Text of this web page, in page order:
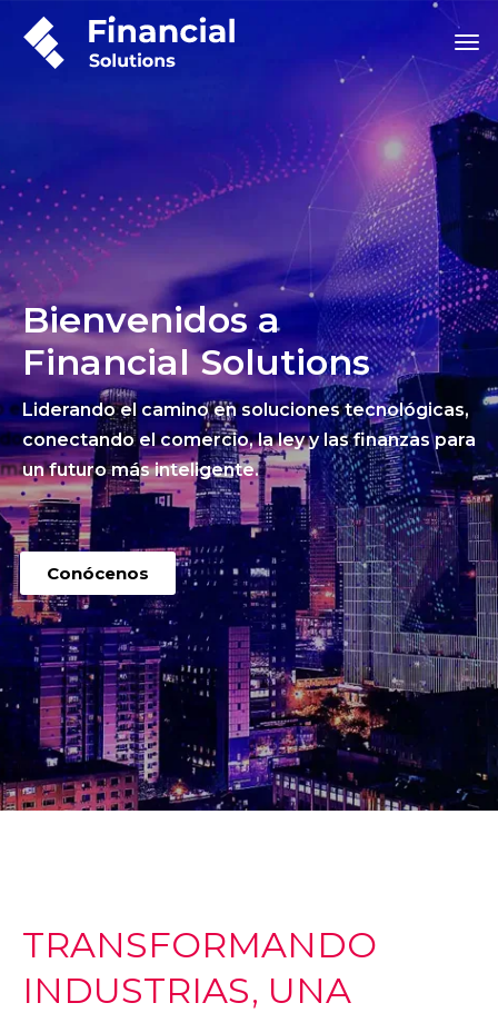
Bienvenidos a
Financial Solutions
Liderando el camino en soluciones tecnológicas,
conectando el comercio, la ley y las finanzas para
un futuro más inteligente.
Conócenos
TRANSFORMANDO
INDUSTRIAS, UNA